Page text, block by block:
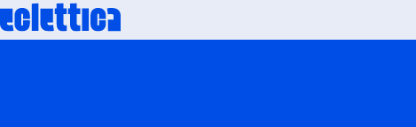
Skip
to